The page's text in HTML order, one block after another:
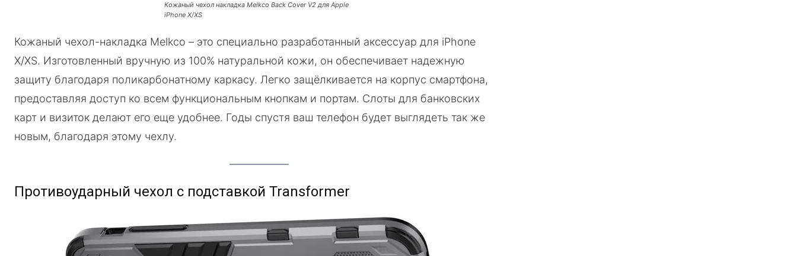
Кожаный чехол накладка Melkco Back Cover V2 для Apple
iPhone X/XS
Кожаный чехол-накладка Melkco – это специально разработанный аксессуар для iPhone
X/XS. Изготовленный вручную из 100% натуральной кожи, он обеспечивает надежную
защиту благодаря поликарбонатному каркасу. Легко защёлкивается на корпус смартфона,
предоставляя доступ ко всем функциональным кнопкам и портам. Слоты для банковских
карт и визиток делают его еще удобнее. Годы спустя ваш телефон будет выглядеть так же
новым, благодаря этому чехлу.
Противоударный чехол с подставкой Transformer